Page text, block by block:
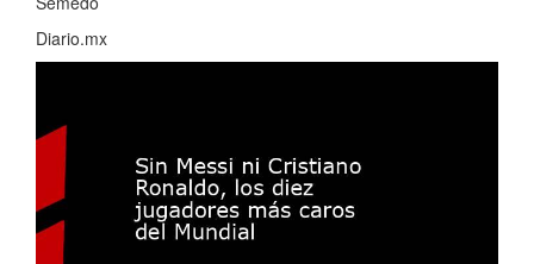
Diario.mx